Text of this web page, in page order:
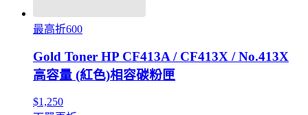
最高折600
Gold Toner HP CF413A / CF413X / No.413X
高容量 (紅色)相容碳粉匣
$1,250